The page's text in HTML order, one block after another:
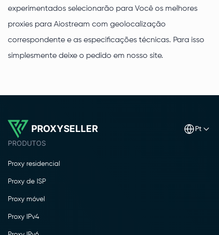
experimentados selecionarão para Você os melhores
proxies para Aiostream com geolocalização
correspondente e as especificações técnicas. Para isso
simplesmente deixe o pedido em nosso site.
PROXYSELLER pt
PRODUTOS
Proxy residencial
Proxy de ISP
Proxy móvel
Proxy IPv4